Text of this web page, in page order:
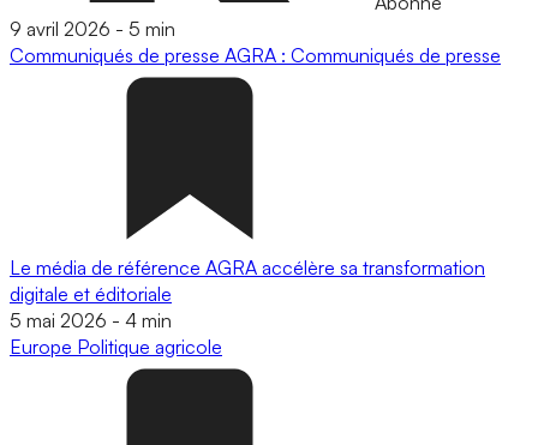
9 avril 2026 - 5 min
Communiqués de presse AGRA : Communiqués de presse
Le média de référence AGRA accélère sa transformation
digitale et éditoriale
5 mai 2026 - 4 min
Europe Politique agricole